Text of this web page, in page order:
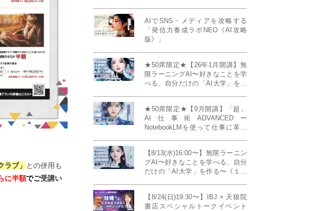
ラブ」 との併用も
に半額でご受講い
AIでSNS・メディアを攻略する
「発信力養成ラボNEO《AI攻略
版》」
★50席限定★【26年1月開講】無
限ラーニングAI〜好きなことを学
べる、自分だけの「AI大学」を作
★50席限定★【9月開講】「超」
AI仕事術ADVANCEDー
NotebookLMを使って仕事に革命
【8/13(水)16:00〜】無限ラーニン
グAI〜好きなことを学べる、自分
だけの「AI大学」を作る〜《１日
【8/24(日)19:30〜】IBJ × 天狼院
書店スペシャルトークイベント